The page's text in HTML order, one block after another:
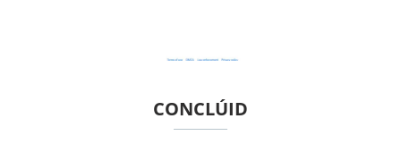
CONCLÚID